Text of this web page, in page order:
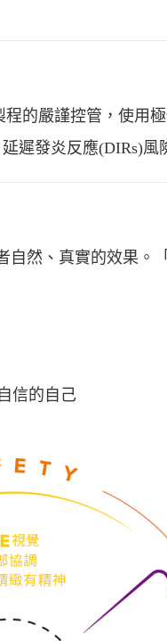
嚴謹控管，使用極
遲發炎反應(DIRs)風
然、真實的效果。
信的自己